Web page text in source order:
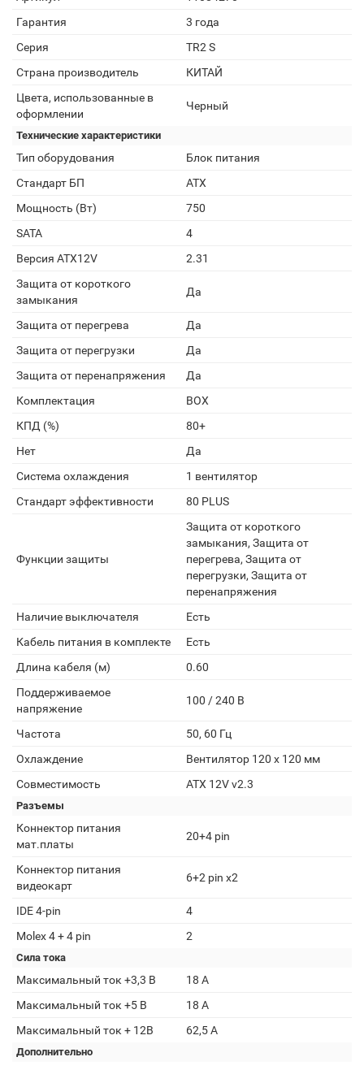
Гарантия
3 года
Серия
TR2 S
Страна производитель
КИТАЙ
Цвета, использованные в
оформлении
Черный
Технические характеристики
Тип оборудования
Блок питания
Стандарт БП
ATX
Мощность (Вт)
750
SATA
4
Версия ATX12V
2.31
Защита от короткого
замыкания
Да
Защита от перегрева
Да
Защита от перегрузки
Да
Защита от перенапряжения
Да
Комплектация
BOX
КПД (%)
80+
Нет
Да
Система охлаждения
1 вентилятор
Стандарт эффективности
80 PLUS
Функции защиты
Защита от короткого
замыкания, Защита от
перегрева, Защита от
перегрузки, Защита от
перенапряжения
Наличие выключателя
Есть
Кабель питания в комплекте
Есть
Длина кабеля (м)
0.60
Поддерживаемое
напряжение
100 / 240 В
Частота
50, 60 Гц
Охлаждение
Вентилятор 120 x 120 мм
Совместимость
ATX 12V v2.3
Разъемы
Коннектор питания
мат.платы
20+4 pin
Коннектор питания
видеокарт
6+2 pin x2
IDE 4-pin
4
Molex 4 + 4 pin
2
Сила тока
Максимальный ток +3,3 В
18 A
Максимальный ток +5 В
18 A
Максимальный ток + 12В
62,5 A
Дополнительно